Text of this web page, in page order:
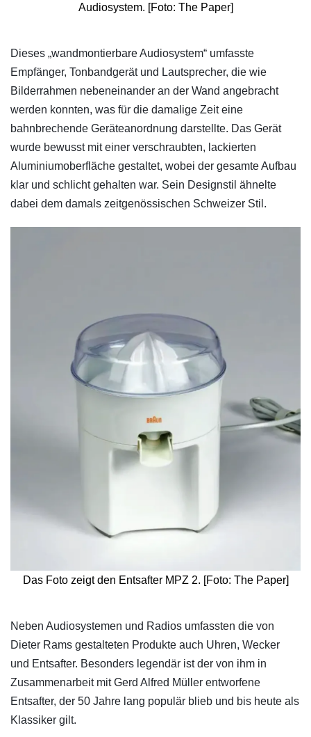
Audiosystem. [Foto: The Paper]
Dieses „wandmontierbare Audiosystem“ umfasste
Empfänger, Tonbandgerät und Lautsprecher, die wie
Bilderrahmen nebeneinander an der Wand angebracht
werden konnten, was für die damalige Zeit eine
bahnbrechende Geräteanordnung darstellte. Das Gerät
wurde bewusst mit einer verschraubten, lackierten
Aluminiumoberfläche gestaltet, wobei der gesamte Aufbau
klar und schlicht gehalten war. Sein Designstil ähnelte
dabei dem damals zeitgenössischen Schweizer Stil.
Das Foto zeigt den Entsafter MPZ 2. [Foto: The Paper]
​Neben Audiosystemen und Radios umfassten die von
Dieter Rams gestalteten Produkte auch Uhren, Wecker
und Entsafter. Besonders legendär ist der von ihm in
Zusammenarbeit mit Gerd Alfred Müller entworfene
Entsafter, der 50 Jahre lang populär blieb und bis heute als
Klassiker gilt.